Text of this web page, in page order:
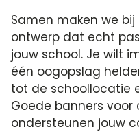
Samen maken we
ontwerp dat echt
jouw school. Je wilt
één oogopslag
tot de schoollocatie
Goede banners
ondersteunen jouw